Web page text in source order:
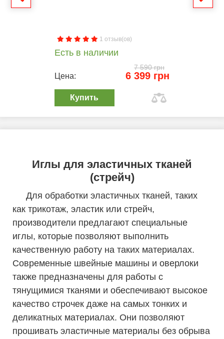
1 отзыв(ов)
Есть в наличии
7 590 грн
Цена: 6 399 грн
Купить
Иглы для эластичных тканей
(стрейч)
Для обработки эластичных тканей, таких
как трикотаж, эластик или стрейч,
производители предлагают специальные
иглы, которые позволяют выполнить
качественную работу на таких материалах.
Современные швейные машины и оверлоки
также предназначены для работы с
тянущимися тканями и обеспечивают высокое
качество строчек даже на самых тонких и
деликатных материалах. Они позволяют
прошивать эластичные материалы без обрыва